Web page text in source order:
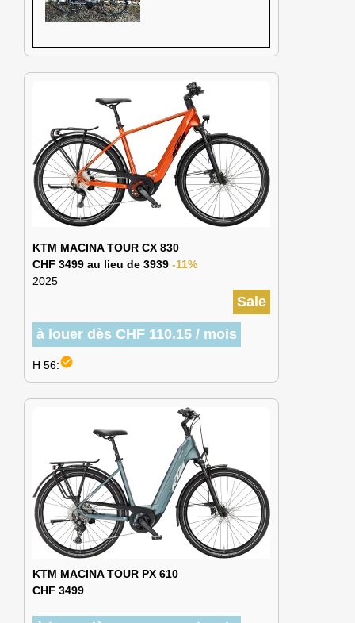
KTM MACINA TOUR CX 830
CHF 3499 au lieu de 3939 -11%
2025
Sale
à louer dès CHF 110.15 / mois
H 56:check_circle
KTM MACINA TOUR PX 610
CHF 3499